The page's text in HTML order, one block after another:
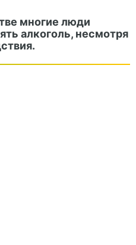
многие люди
алкоголь, несмотря